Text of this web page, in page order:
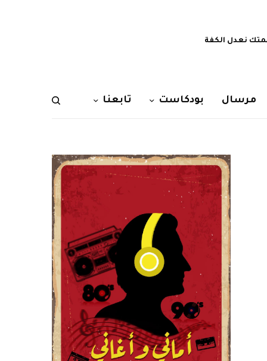
نعدل الكفة
مرسال بودكاست تابعنا